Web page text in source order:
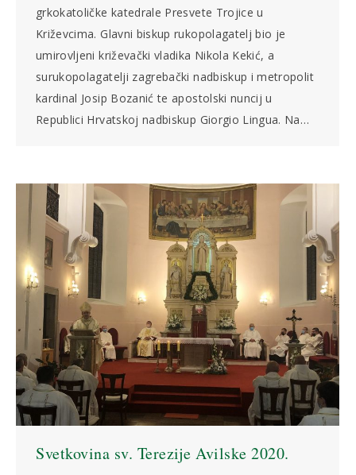
grkokatoličke katedrale Presvete Trojice u
Križevcima. Glavni biskup rukopolagatelj bio je
umirovljeni križevački vladika Nikola Kekić, a
surukopolagatelji zagrebački nadbiskup i metropolit
kardinal Josip Bozanić te apostolski nuncij u
Republici Hrvatskoj nadbiskup Giorgio Lingua. Na…
Svetkovina sv. Terezije Avilske 2020.